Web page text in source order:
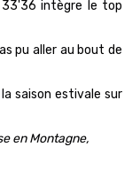
intègre le top
pu aller au bout de
saison estivale sur
en Montagne,